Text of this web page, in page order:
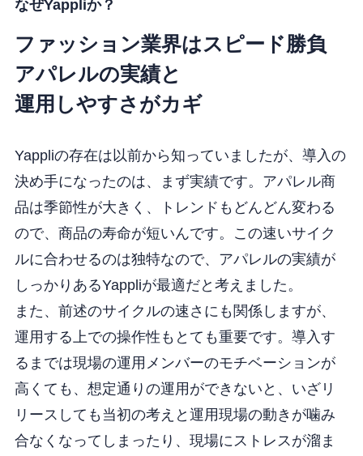
なぜYappliか？
ファッション業界はスピード勝負
アパレルの実績と
運用しやすさがカギ
Yappliの存在は以前から知っていましたが、導入の
決め手になったのは、まず実績です。アパレル商
品は季節性が大きく、トレンドもどんどん変わる
ので、商品の寿命が短いんです。この速いサイク
ルに合わせるのは独特なので、アパレルの実績が
しっかりあるYappliが最適だと考えました。
また、前述のサイクルの速さにも関係しますが、
運用する上での操作性もとても重要です。導入す
るまでは現場の運用メンバーのモチベーションが
高くても、想定通りの運用ができないと、いざリ
リースしても当初の考えと運用現場の動きが噛み
合なくなってしまったり、現場にストレスが溜ま